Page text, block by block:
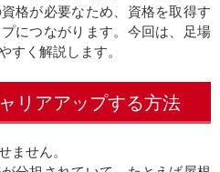
格が必要なため、資格を取得す
につながります。今回は、足場
すく解説します。
リアアップする方法
ません。